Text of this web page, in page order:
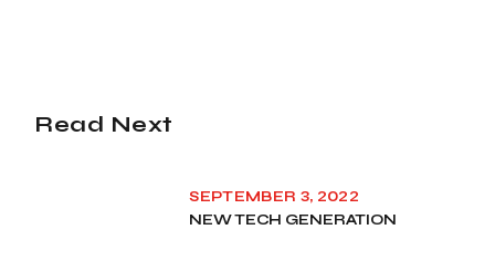
Read Next
SEPTEMBER 3, 2022
NEW TECH GENERATION